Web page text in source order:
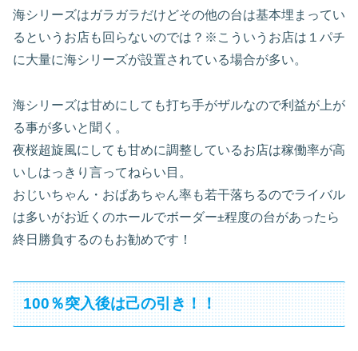
海シリーズはガラガラだけどその他の台は基本埋まってい
るというお店も回らないのでは？※こういうお店は１パチ
に大量に海シリーズが設置されている場合が多い。
海シリーズは甘めにしても打ち手がザルなので利益が上が
る事が多いと聞く。
夜桜超旋風にしても甘めに調整しているお店は稼働率が高
いしはっきり言ってねらい目。
おじいちゃん・おばあちゃん率も若干落ちるのでライバル
は多いがお近くのホールでボーダー±程度の台があったら
終日勝負するのもお勧めです！
100％突入後は己の引き！！